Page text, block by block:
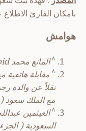
بامكان القارئ
هوامش
^ المانع محمد Ibid ص 210
^ مقابلة هاتفية
نقلاً عن والده
مع الملك سعود (
^ العيثمين
السعودية ( الجزء